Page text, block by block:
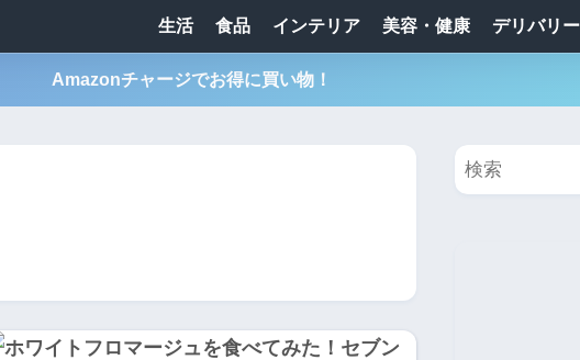
生活 食品 インテリア 美容・健康 デリバリー
Amazonチャージでお得に買い物！